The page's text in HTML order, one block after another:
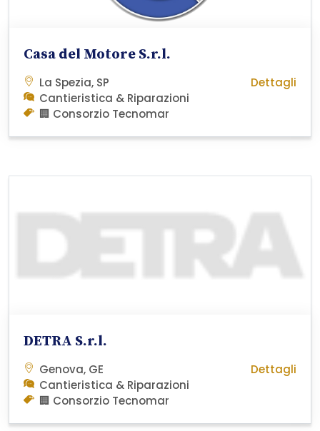
Casa del Motore S.r.l.
La Spezia, SP
Cantieristica & Riparazioni
🏢 Consorzio Tecnomar
Dettagli
DETRA S.r.l.
Genova, GE
Cantieristica & Riparazioni
🏢 Consorzio Tecnomar
Dettagli